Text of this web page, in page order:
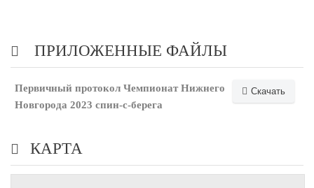
ПРИЛОЖЕННЫЕ ФАЙЛЫ
Первичный протокол Чемпионат Нижнего
Новгорода 2023 спин-с-берега
Скачать
КАРТА